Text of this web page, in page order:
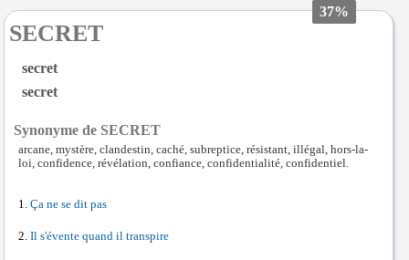
37%
SECRET
secret
secret
Synonyme de SECRET
arcane, mystère, clandestin, caché, subreptice, résistant, illégal, hors-la-
loi, confidence, révélation, confiance, confidentialité, confidentiel.
Ça ne se dit pas
Il s'évente quand il transpire